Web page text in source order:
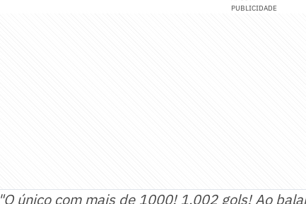
PUBLICIDADE
"O único com mais de 1000! 1.002 gols! Ao